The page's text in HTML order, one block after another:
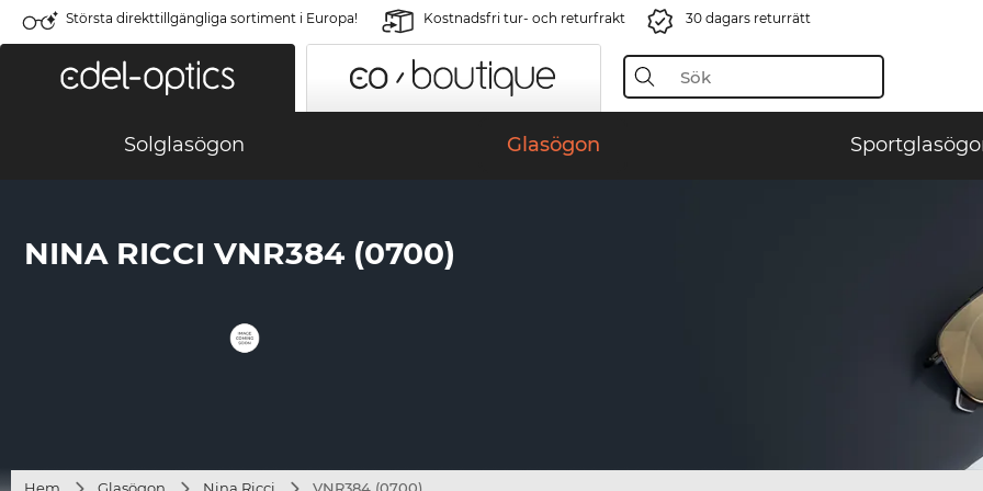
Största direkttillgängliga sortiment i Europa! Kostnadsfri tur- och returfrakt 30 dagars returrätt
Solglasögon Glasögon
NINA RICCI VNR384 (0700)